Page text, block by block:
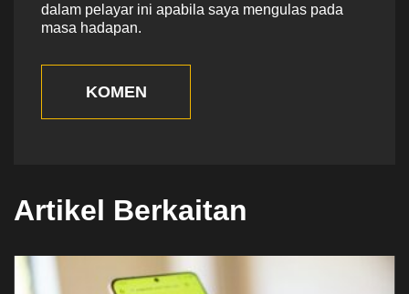
dalam pelayar ini apabila saya mengulas pada
masa hadapan.
KOMEN
Artikel Berkaitan